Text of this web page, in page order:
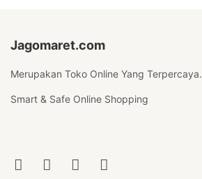
Jagomaret.com
Merupakan Toko Online Yang Terpercaya.
Smart & Safe Online Shopping